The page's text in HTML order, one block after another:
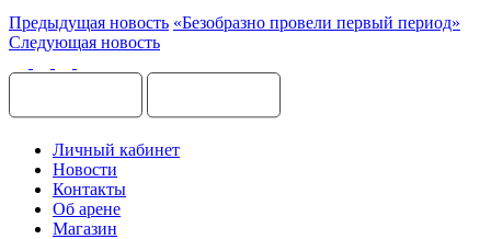
Предыдущая новость «Безобразно провели первый период»
Следующая новость
Личный кабинет
Новости
Контакты
Об арене
Магазин